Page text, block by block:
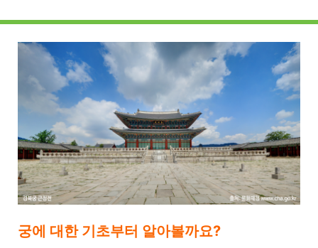
궁에 대한 기초부터 알아볼까요?